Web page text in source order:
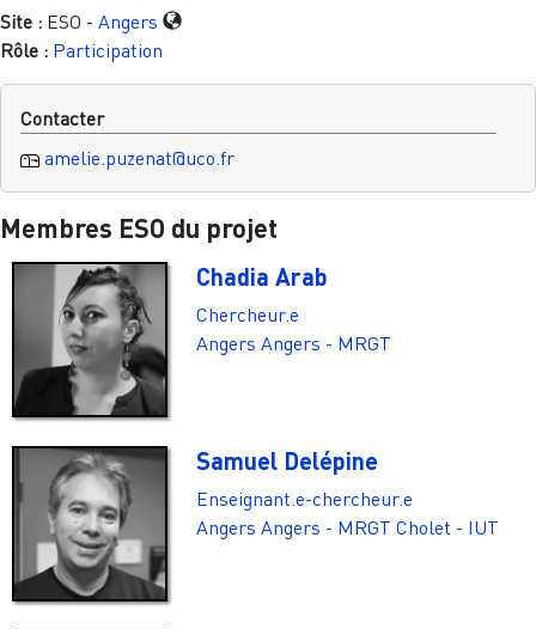
Site : ESO - Angers
Rôle : Participation
Contacter
amelie.puzenat@uco.fr
Membres ESO du projet
Chadia Arab
Chercheur.e
Angers Angers - MRGT
Samuel Delépine
Enseignant.e-chercheur.e
Angers Angers - MRGT Cholet - IUT